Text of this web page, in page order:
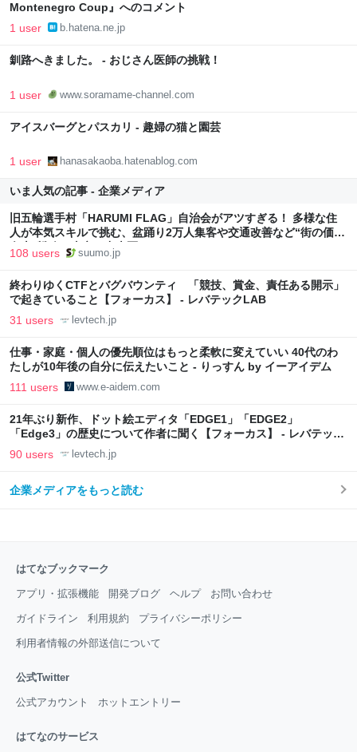
Montenegro Coup』へのコメント
1 user b.hatena.ne.jp
釧路へきました。 - おじさん医師の挑戦！
1 user www.soramame-channel.com
アイスバーグとパスカリ - 趣婦の猫と園芸
1 user hanasakaoba.hatenablog.com
いま人気の記事 - 企業メディア
旧五輪選手村「HARUMI FLAG」自治会がアツすぎる！ 多様な住
人が本気スキルで挑む、盆踊り2万人集客や交通改善など“街の価値
向上”戦略 東京・中央区
108 users suumo.jp
終わりゆくCTFとバグバウンティ 「競技、賞金、責任ある開示」
で起きていること【フォーカス】 - レバテックLAB
31 users levtech.jp
仕事・家庭・個人の優先順位はもっと柔軟に変えていい 40代のわ
たしが10年後の自分に伝えたいこと - りっすん by イーアイデム
111 users www.e-aidem.com
21年ぶり新作、ドット絵エディタ「EDGE1」「EDGE2」
「Edge3」の歴史について作者に聞く【フォーカス】 - レバテック
LAB
90 users levtech.jp
企業メディアをもっと読む
はてなブックマーク
アプリ・拡張機能 開発ブログ ヘルプ お問い合わせ
ガイドライン 利用規約 プライバシーポリシー
利用者情報の外部送信について
公式Twitter
公式アカウント ホットエントリー
はてなのサービス